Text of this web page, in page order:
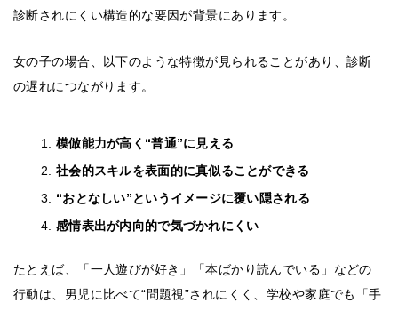
診断されにくい構造的な要因が背景にあります。
女の子の場合、以下のような特徴が見られることがあり、診断
の遅れにつながります。
模倣能力が高く“普通”に見える
社会的スキルを表面的に真似ることができる
“おとなしい”というイメージに覆い隠される
感情表出が内向的で気づかれにくい
たとえば、「一人遊びが好き」「本ばかり読んでいる」などの
行動は、男児に比べて“問題視”されにくく、学校や家庭でも「手